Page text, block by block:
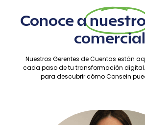
Conoce a
comercial
Nuestros Gerentes de Cuentas están
cada paso de tu transformación
para descubrir cómo Consein